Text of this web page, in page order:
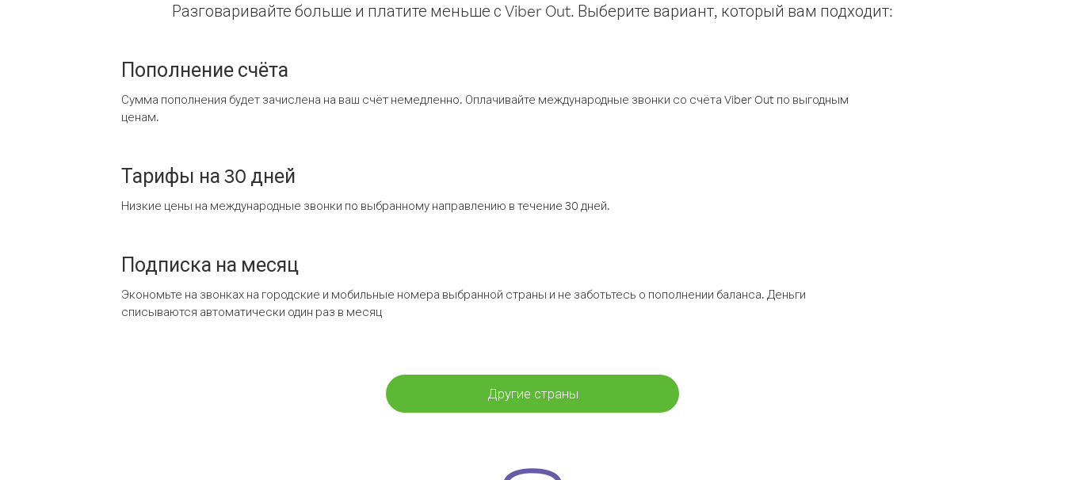
Разговаривайте больше и платите меньше с Viber Out. Выберите вариант, который вам подходит:
Пополнение счёта
Сумма пополнения будет зачислена на ваш счёт немедленно. Оплачивайте международные звонки со счёта Viber Out по выгодным
ценам.
Тарифы на 30 дней
Низкие цены на международные звонки по выбранному направлению в течение 30 дней.
Подписка на месяц
Экономьте на звонках на городские и мобильные номера выбранной страны и не заботьтесь о пополнении баланса. Деньги
списываются автоматически один раз в месяц
Другие страны